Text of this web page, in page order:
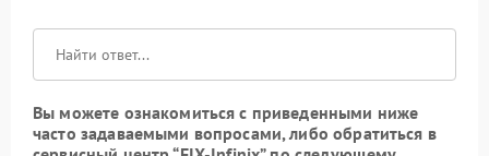
Вы можете ознакомиться с приведенными ниже
часто задаваемыми вопросами, либо обратиться в